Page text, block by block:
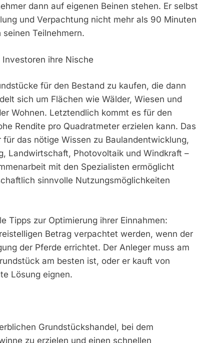
dann auf eigenen Beinen stehen. Er selbst
und Verpachtung nicht mehr als 90 Minuten
Teilnehmern.
ihre Nische
für den Bestand zu kaufen, die dann
sich um Flächen wie Wälder, Wiesen und
Wohnen. Letztendlich kommt es für den
Rendite pro Quadratmeter erzielen kann. Das
das nötige Wissen zu Baulandentwicklung,
Landwirtschaft, Photovoltaik und Windkraft –
mit den Spezialisten ermöglicht
sinnvolle Nutzungsmöglichkeiten
Tipps zur Optimierung ihrer Einnahmen:
Betrag verpachtet werden, wenn der
der Pferde errichtet. Der Anleger muss am
am besten ist, oder er kauft von
Lösung eignen.
Grundstückshandel, bei dem
zu erzielen und einen schnellen